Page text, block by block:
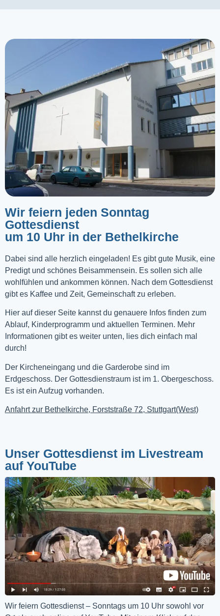
Wir feiern jeden Sonntag
Gottesdienst
um 10 Uhr in der Bethelkirche
Dabei sind alle herzlich eingeladen! Es gibt gute Musik, eine
Predigt und schönes Beisammensein. Es sollen sich alle
wohlfühlen und ankommen können. Nach dem Gottesdienst
gibt es Kaffee und Zeit, Gemeinschaft zu erleben.
Hier auf dieser Seite kannst du genauere Infos finden zum
Ablauf, Kinderprogramm und aktuellen Terminen. Mehr
Informationen gibt es weiter unten, lies dich einfach mal
durch!
Der Kircheneingang und die Garderobe sind im
Erdgeschoss. Der Gottesdienstraum ist im 1. Obergeschoss.
Es ist ein Aufzug vorhanden.
Anfahrt zur Bethelkirche, Forststraße 72, Stuttgart(West)
Unser Gottesdienst im Livestream
auf YouTube
Wir feiern Gottesdienst – Sonntags um 10 Uhr sowohl vor